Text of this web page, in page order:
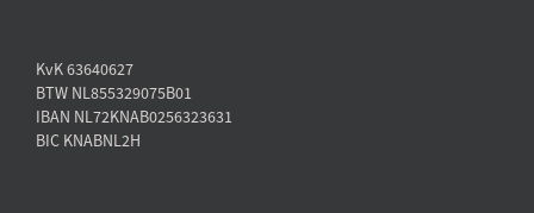
KvK 63640627
BTW NL855329075B01
IBAN NL72KNAB0256323631
BIC KNABNL2H